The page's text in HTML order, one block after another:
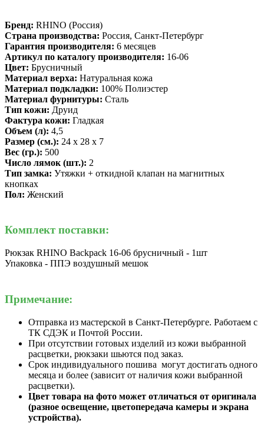
Бренд: RHINO (Россия)
Страна производства: Россия, Санкт-Петербург
Гарантия производителя: 6 месяцев
Артикул по каталогу производителя: 16-06
Цвет: Брусничный
Материал верха: Натуральная кожа
Материал подкладки: 100% Полиэстер
Материал фурнитуры: Сталь
Тип кожи: Друид
Фактура кожи: Гладкая
Объем (л): 4,5
Размер (см.): 24 х 28 х 7
Вес (гр.): 500
Число лямок (шт.): 2
Тип замка: Утяжки + откидной клапан на магнитных
кнопках
Пол: Женский
Комплект поставки:
Рюкзак RHINO Backpack 16-06 брусничный - 1шт
Упаковка - ППЭ воздушный мешок
Примечание:
Отправка из мастерской в Санкт-Петербурге. Работаем с
ТК СДЭК и Почтой России.
При отсутствии готовых изделий из кожи выбранной
расцветки, рюкзаки шьются под заказ.
Срок индивидуального пошива могут достигать одного
месяца и более (зависит от наличия кожи выбранной
расцветки).
Цвет товара на фото может отличаться от оригинала
(разное освещение, цветопередача камеры и экрана
устройства).